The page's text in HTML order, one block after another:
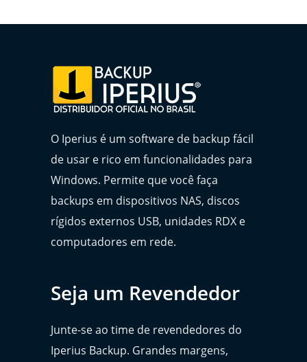
O Iperius é um software de backup fácil
de usar e rico em funcionalidades para
Windows. Permite que você faça
backups em dispositivos NAS, discos
rígidos externos USB, unidades RDX e
computadores em rede.
Seja um Revendedor
Junte-se ao time de revendedores do
Iperius Backup. Grandes margens,